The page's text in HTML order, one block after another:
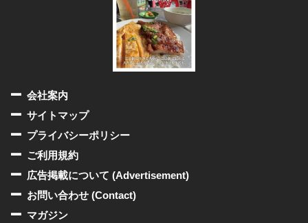
会社案内
サイトマップ
プライバシーポリシー
ご利用規約
広告掲載について (Advertisement)
お問い合わせ (Contact)
マガジン